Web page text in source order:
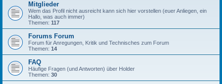
Mitglieder
Wem das Profil nicht ausreicht kann sich hier vorstellen (euer Anliegen, ein
Hallo, was auch immer)
Themen: 117
Forums Forum
Forum für Anregungen, Kritik und Technisches zum Forum
Themen: 14
FAQ
Häufige Fragen (und Antworten) über Holder
Themen: 30